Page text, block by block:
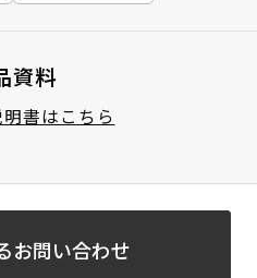
資料
書はこちら
お問い合わせ